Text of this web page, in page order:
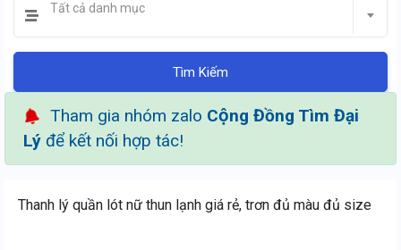
Tất cả danh mục
Tìm Kiếm
Tham gia nhóm zalo Cộng Đồng Tìm Đại
Lý để kết nối hợp tác!
Thanh lý quần lót nữ thun lạnh giá rẻ, trơn đủ màu đủ size